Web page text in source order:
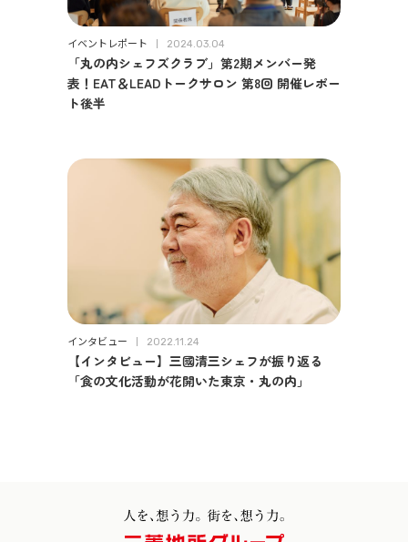
イベントレポート 2024.03.04
「丸の内シェフズクラブ」第2期メンバー発
表！EAT＆LEADトークサロン 第8回 開催レポー
ト後半
インタビュー 2022.11.24
【インタビュー】三國清三シェフが振り返る
「食の文化活動が花開いた東京・丸の内」